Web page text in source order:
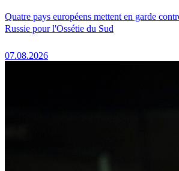
Quatre pays européens mettent en garde
Russie pour l'Ossétie du Sud
07.08.2026